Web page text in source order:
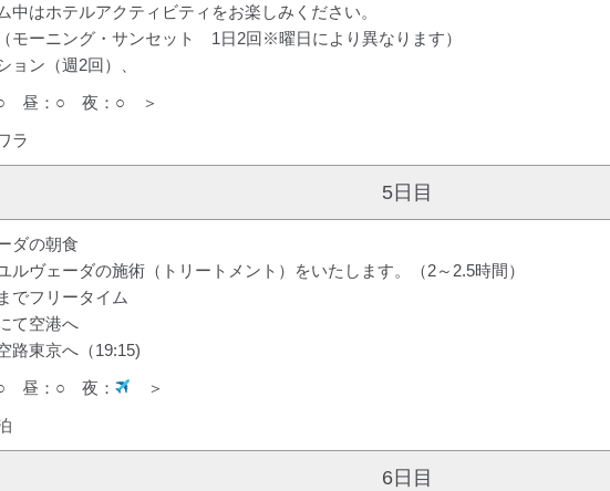
中はホテルアクティビティをお楽しみください。
モーニング・サンセット 1日2回※曜日により異なります）
ョン（週2回）、
○ 昼：○ 夜：○ ＞
ラ
5日目
ダの朝食
ルヴェーダの施術（トリートメント）をいたします。（2～2.5時間）
でフリータイム
て空港へ
路東京へ（19:15)
○ 昼：○ 夜：
＞
6日目